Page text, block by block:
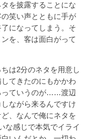
を披露することにな
笑い声とともに手が
になってしまう。そ
を、客は面白がって
は2分のネタを用意し
てきたのにもかかわ
っていうのが……渡辺
ながら来るんですけ
、なんで俺にネタを
な感じで本気でイライ